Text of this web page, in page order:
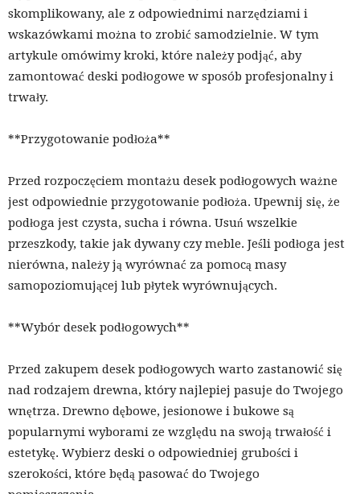
skomplikowany, ale z odpowiednimi narzędziami i
wskazówkami można to zrobić samodzielnie. W tym
artykule omówimy kroki, które należy podjąć, aby
zamontować deski podłogowe w sposób profesjonalny i
trwały.
**Przygotowanie podłoża**
Przed rozpoczęciem montażu desek podłogowych ważne
jest odpowiednie przygotowanie podłoża. Upewnij się, że
podłoga jest czysta, sucha i równa. Usuń wszelkie
przeszkody, takie jak dywany czy meble. Jeśli podłoga jest
nierówna, należy ją wyrównać za pomocą masy
samopoziomującej lub płytek wyrównujących.
**Wybór desek podłogowych**
Przed zakupem desek podłogowych warto zastanowić się
nad rodzajem drewna, który najlepiej pasuje do Twojego
wnętrza. Drewno dębowe, jesionowe i bukowe są
popularnymi wyborami ze względu na swoją trwałość i
estetykę. Wybierz deski o odpowiedniej grubości i
szerokości, które będą pasować do Twojego